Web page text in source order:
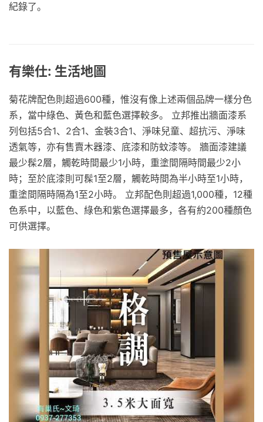
紀錄了。
有樂仕: 生活地圖
菊花牌配色則超過600種，惟沒有像上述兩個品牌一樣分色
系，當中綠色、黃色和藍色選擇較多。 立邦推出牆面漆系
列包括5合1、2合1、金裝3合1、淨味兒童、超抗污、淨味
透氣等，亦有售賣木器漆、底漆和防蚊漆等。 牆面漆建議
最少髹2層，觸乾時間最少1小時，重塗間隔時間最少2小
時；至於底漆則可髹1至2層，觸乾時間為半小時至1小時，
重塗間隔時隔為1至2小時。 立邦配色則超過1,000種，12種
色系中，以藍色、綠色和紫色選擇最多，各有約200種顏色
可供選擇。